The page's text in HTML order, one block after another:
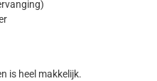
is heel makkelijk.